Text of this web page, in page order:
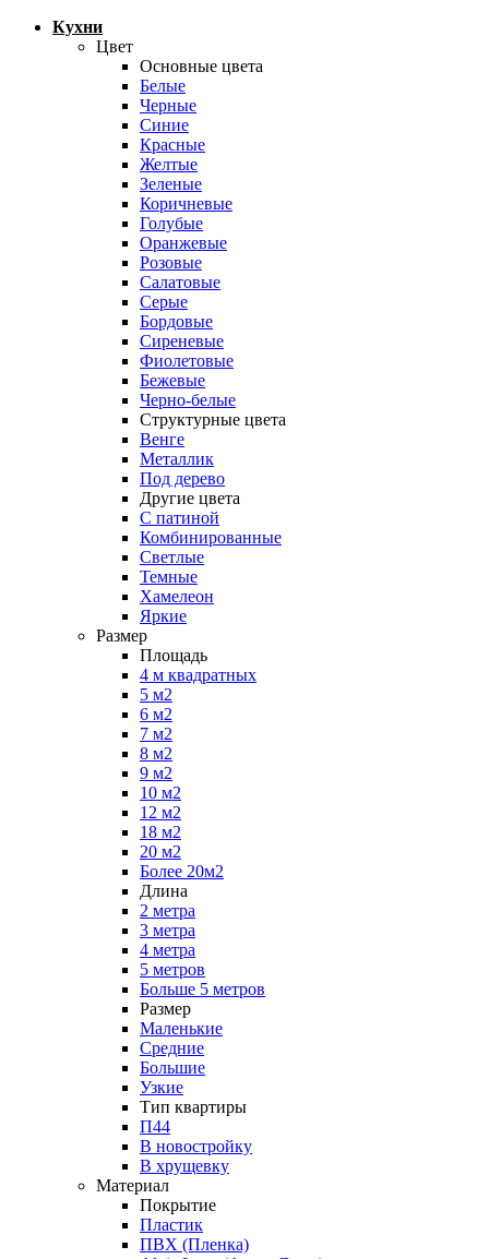
Кухни
Цвет
Основные цвета
Белые
Черные
Синие
Красные
Желтые
Зеленые
Коричневые
Голубые
Оранжевые
Розовые
Салатовые
Серые
Бордовые
Сиреневые
Фиолетовые
Бежевые
Черно-белые
Структурные цвета
Венге
Металлик
Под дерево
Другие цвета
С патиной
Комбинированные
Светлые
Темные
Хамелеон
Яркие
Размер
Площадь
4 м квадратных
5 м2
6 м2
7 м2
8 м2
9 м2
10 м2
12 м2
18 м2
20 м2
Более 20м2
Длина
2 метра
3 метра
4 метра
5 метров
Больше 5 метров
Размер
Маленькие
Средние
Большие
Узкие
Тип квартиры
П44
В новостройку
В хрущевку
Материал
Покрытие
Пластик
ПВХ (Пленка)